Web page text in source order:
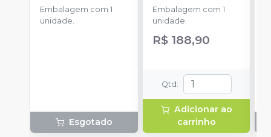
Embalagem com 1
unidade.
Esgotado
Embalagem com 1
unidade.
R$ 188,90
Qtd :
Adicionar ao
carrinho